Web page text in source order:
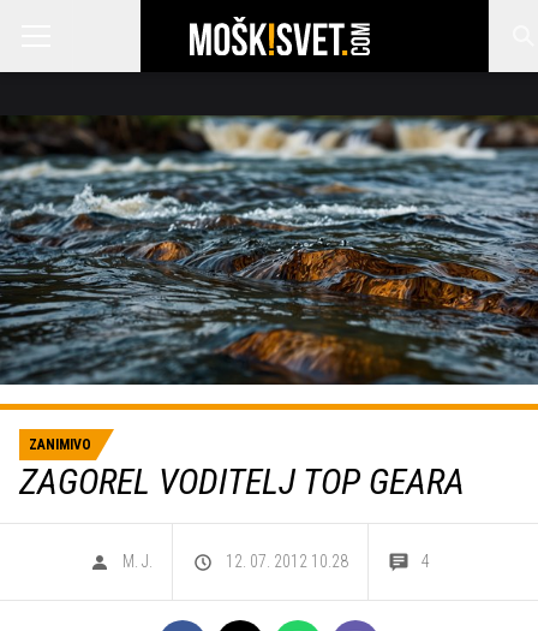
ZANIMIVO
ZAGOREL VODITELJ TOP GEARA
M. J. 12. 07. 2012 10.28 4